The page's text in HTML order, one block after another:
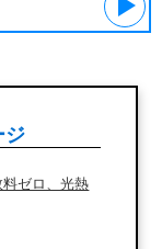
ジ
ゼロ、光熱